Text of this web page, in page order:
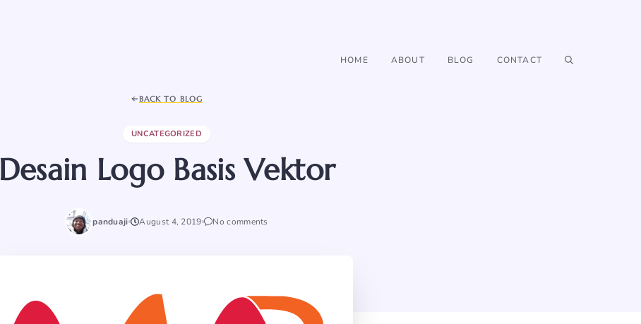
HOME ABOUT BLOG CONTACT
BACK TO BLOG
UNCATEGORIZED
Desain Logo Basis Vektor
panduaji August 4, 2019 No comments